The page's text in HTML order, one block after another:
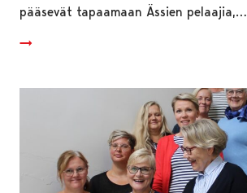
pääsevät tapaamaan Ässien pelaajia,…